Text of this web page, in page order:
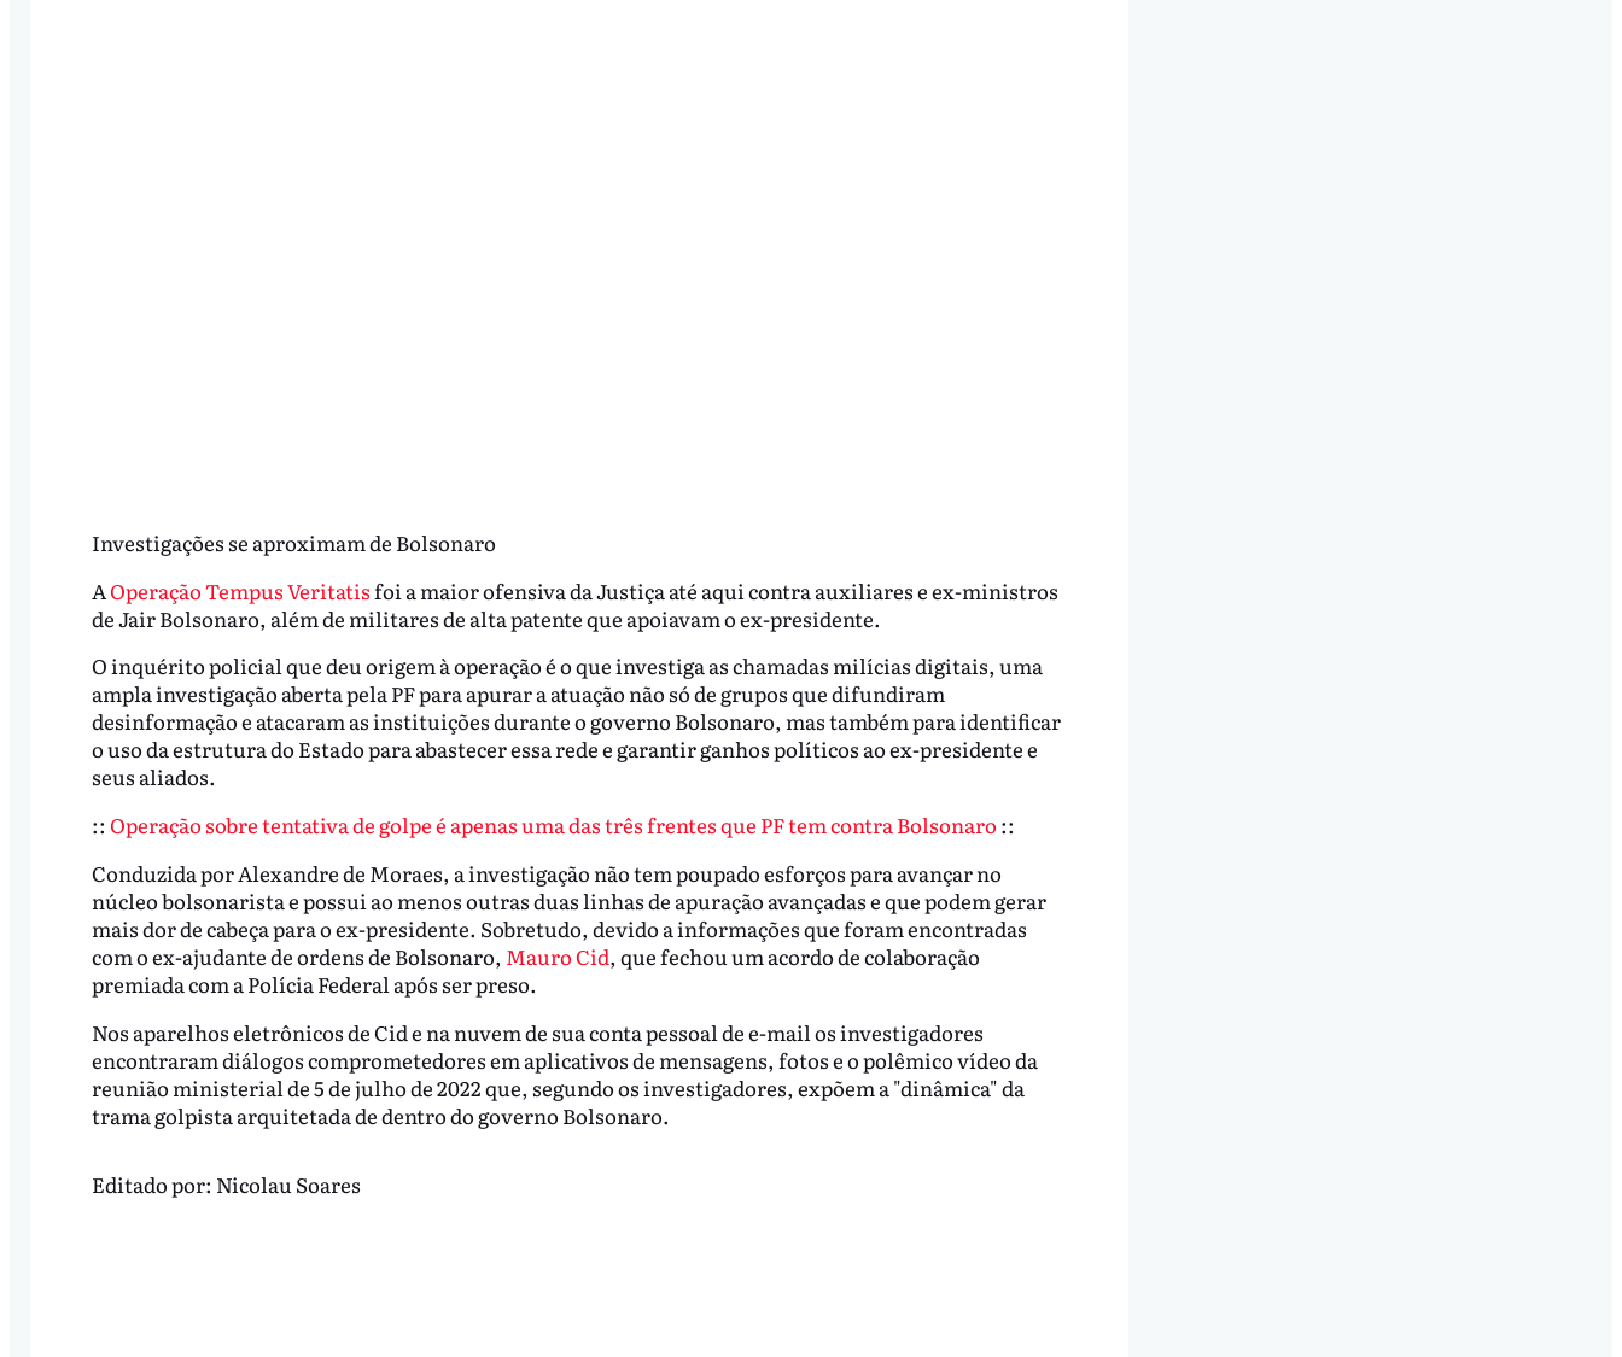
Investigações se aproximam de Bolsonaro
AOperação Tempus Veritatis foi a maior ofensiva da Justiça até aqui contra auxiliares e ex-ministros
de Jair Bolsonaro, além de militares de alta patente que apoiavam o ex-presidente.
O inquérito policial que deu origem à operação é o que investiga as chamadas milícias digitais, uma
ampla investigação aberta pela PF para apurar a atuação não só de grupos que difundiram
desinformação e atacaram as instituições durante o governo Bolsonaro, mas também para identificar
o uso da estrutura do Estado para abastecer essa rede e garantir ganhos políticos ao ex-presidente e
seus aliados.
:: Operação sobre tentativa de golpe é apenas uma das três frentes que PF tem contra Bolsonaro ::
Conduzida por Alexandre de Moraes, a investigação não tem poupado esforços para avançar no
núcleo bolsonarista e possui ao menos outras duas linhas de apuração avançadas e que podem gerar
mais dor de cabeça para o ex-presidente. Sobretudo, devido a informações que foram encontradas
com o ex-ajudante de ordens de Bolsonaro, Mauro Cid, que fechou um acordo de colaboração
premiada com a Polícia Federal após ser preso.
Nos aparelhos eletrônicos de Cid e na nuvem de sua conta pessoal de e-mail os investigadores
encontraram diálogos comprometedores em aplicativos de mensagens, fotos e o polêmico vídeo da
reunião ministerial de 5 de julho de 2022 que, segundo os investigadores, expõem a "dinâmica" da
trama golpista arquitetada de dentro do governo Bolsonaro.
Editado por: Nicolau Soares